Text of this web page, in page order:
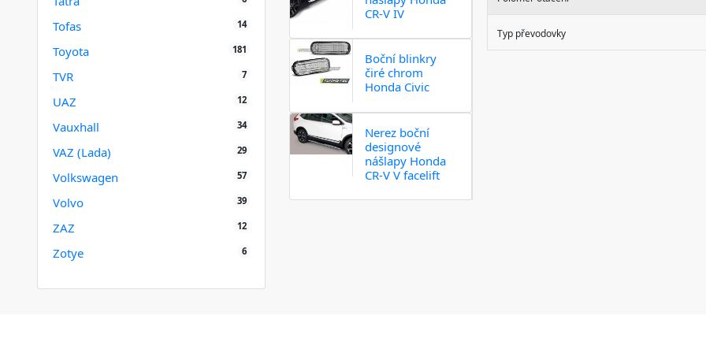
Tofas 14
Toyota 181
TVR 7
UAZ 12
Vauxhall 34
VAZ (Lada) 29
Volkswagen 57
Volvo 39
ZAZ 12
Zotye 6
CR-V IV
Boční blinkry
čiré chrom
Honda Civic
Nerez boční
designové
nášlapy Honda
CR-V V facelift
Typ převodovky